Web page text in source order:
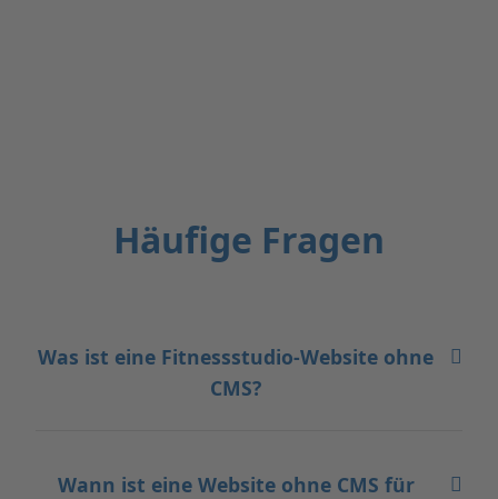
Häufige Fragen
Was ist eine Fitnessstudio-Website ohne
CMS?
Wann ist eine Website ohne CMS für